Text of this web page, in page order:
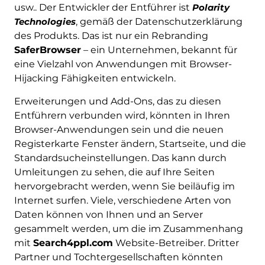
usw.. Der Entwickler der Entführer ist Polarity
Technologies, gemäß der Datenschutzerklärung
des Produkts. Das ist nur ein Rebranding
SaferBrowser– ein Unternehmen, bekannt für
eine Vielzahl von Anwendungen mit Browser-
Hijacking Fähigkeiten entwickeln.
Erweiterungen und Add-Ons, das zu diesen
Entführern verbunden wird, könnten in Ihren
Browser-Anwendungen sein und die neuen
Registerkarte Fenster ändern, Startseite, und die
Standardsucheinstellungen. Das kann durch
Umleitungen zu sehen, die auf Ihre Seiten
hervorgebracht werden, wenn Sie beiläufig im
Internet surfen. Viele, verschiedene Arten von
Daten können von Ihnen und an Server
gesammelt werden, um die im Zusammenhang
mit Search4ppl.com Website-Betreiber. Dritter
Partner und Tochtergesellschaften könnten